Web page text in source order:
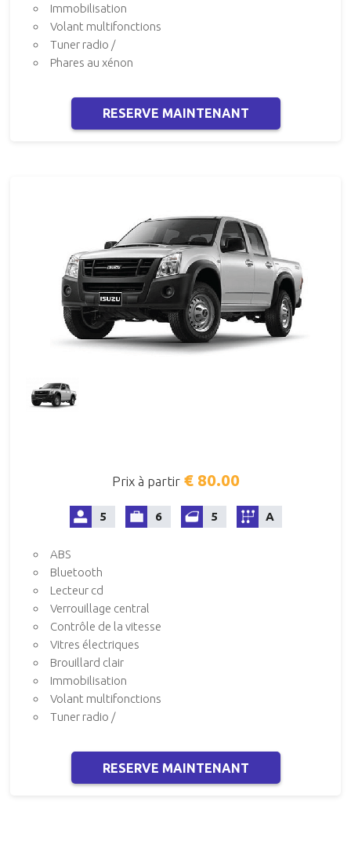
Immobilisation
Volant multifonctions
Tuner radio /
Phares au xénon
RESERVE MAINTENANT
Prix à partir€ 80.00
5 6 5 A
ABS
Bluetooth
Lecteur cd
Verrouillage central
Contrôle de la vitesse
Vitres électriques
Brouillard clair
Immobilisation
Volant multifonctions
Tuner radio /
RESERVE MAINTENANT